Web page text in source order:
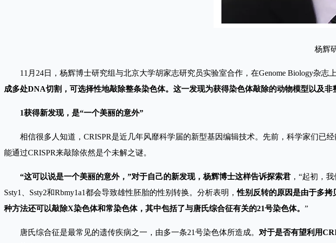
杨辉
11 月24日，杨辉博士研究组与北京大学胡家志研究员实验室合作，在Genome Biology杂志
成多处DNA切割，可选择性地敲除整条染色体。这一发现为获得染色体敲除的动物模型以及非
1获得新发现，是“一个美丽的意外”
相信很多人知道，CRISPR是近几年风靡科学届的新型基因编辑技术。先前，科学家们
能通过CRISPR来敲除依然是个未解之谜。
“这可以说是一个美丽的意外，”对于自己的新发现，杨辉博士这样告诉探索君 ，“起初，
Ssty1、Ssty2和Rbmy1a1都会导致雄性胚胎的性别转换。分析表明，性别反转的原因是由于多
种方法还可以敲除X染色体和常染色体，其中包括了与唐氏综合征有关的21号染色体。 ”
唐氏综合征是最常见的遗传疾病之一，由多一条21号染色体所造成。 对于是否有望利用